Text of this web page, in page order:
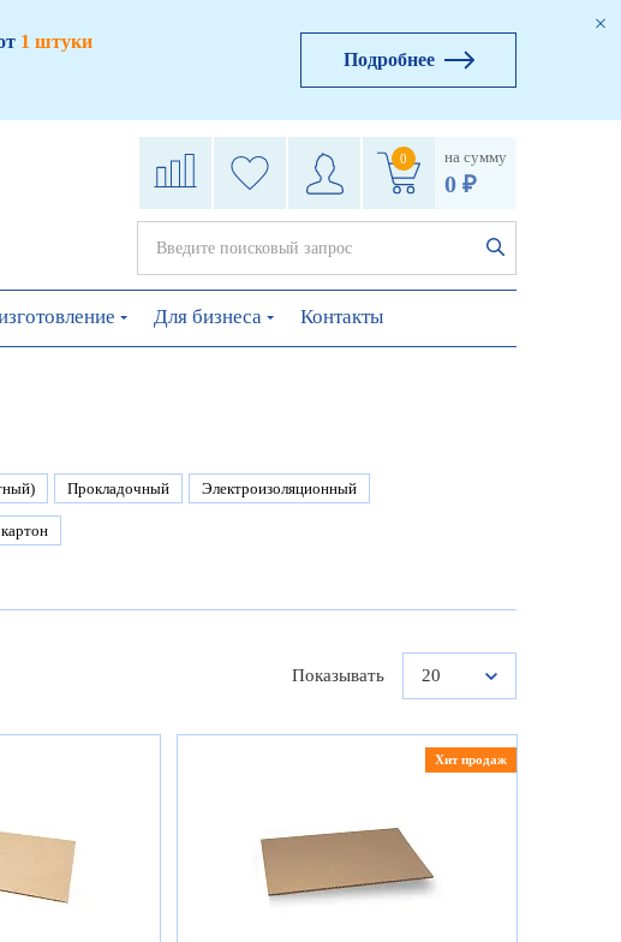
1 штуки
Подробнее
0 на сумму
0 ₽
Для бизнеса Контакты
Прокладочный Электроизоляционный
Показывать 20
Хит продаж